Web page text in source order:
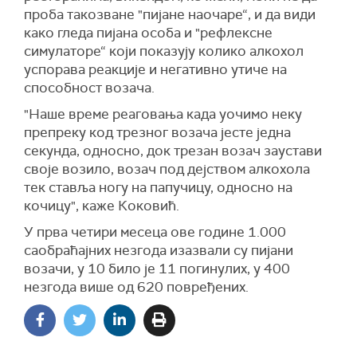
проба такозване "пијане наочаре“, и да види
како гледа пијана особа и "рефлексне
симулаторе“ који показују колико алкохол
успорава реакције и негативно утиче на
способност возача.
"Наше време реаговања када уочимо неку
препреку код трезног возача јесте једна
секунда, односно, док трезан возач заустави
своје возило, возач под дејством алкохола
тек ставља ногу на папучицу, односно на
кочицу", каже Коковић.
У прва четири месеца ове године 1.000
саобраћајних незгода изазвали су пијани
возачи, у 10 било је 11 погинулих, у 400
незгода више од 620 повређених.